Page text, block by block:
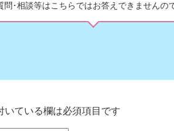
･相談等はこちらではお答えできませんの
いている欄は必須項目です